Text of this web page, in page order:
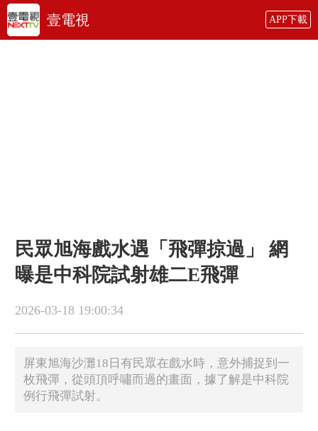
壹電視 APP下載
民眾旭海戲水遇「飛彈掠過」 網
曝​是中科院試射雄二E飛彈
2026-03-18 19:00:34
屏東旭海沙灘18日有民眾在戲水時，意外捕捉到一
枚飛彈，從頭頂呼嘯而過的畫面，據了解是中科院
例行飛彈試射。